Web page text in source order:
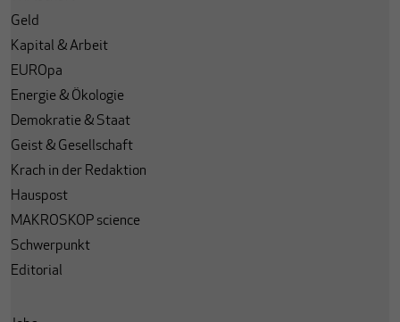
Geld
Kapital & Arbeit
EUROpa
Energie & Ökologie
Demokratie & Staat
Geist & Gesellschaft
Krach in der Redaktion
Hauspost
MAKROSKOP science
Schwerpunkt
Editorial